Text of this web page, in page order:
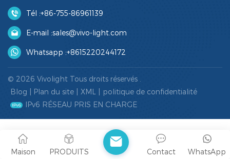
Tél :+86-755-86961139
E-mail :sales@vivo-light.com
Whatsapp :+8615220244172
© 2026 Vivolight Tous droits réservés .
Blog
Plan du site XML
politique de confidentialité
IPv6 RÉSEAU PRIS EN CHARGE
Maison PRODUITS WhatsApp
Contact